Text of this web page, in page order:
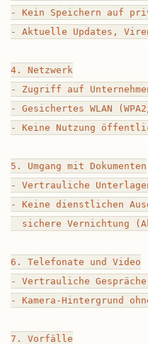
- Kein Speichern auf
- Aktuelle Updates,
4. Netzwerk
- Zugriff auf
- Gesichertes WLAN
- Keine Nutzung
5. Umgang mit Dokumenten
- Vertrauliche
- Keine dienstlichen
sichere Vernichtung
6. Telefonate und Video
- Vertrauliche
- Kamera-Hintergrund
7. Vorfälle